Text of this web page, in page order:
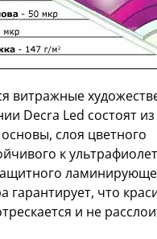
витражные
Decra Led состоят из
слоя цветного
к
гарантирует, что
и не